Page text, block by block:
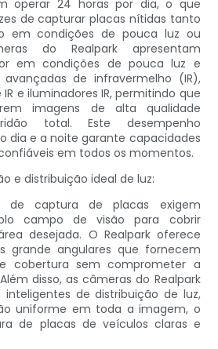
operar 24 horas por dia, o que
de capturar placas nítidas tanto
em condições de pouca luz ou
do Realpark apresentam
em condições de pouca luz e
de infravermelho (IR),
e iluminadores IR, permitindo que
imagens de alta qualidade
total. Este desempenho
dia e a noite garante capacidades
​​em todos os momentos.
e distribuição ideal de luz:
de captura de placas exigem
campo de visão para cobrir
desejada. O Realpark oferece
grande angulares que fornecem
cobertura sem comprometer a
disso, as câmeras do Realpark
inteligentes de distribuição de luz,
uniforme em toda a imagem, o
de placas de veículos claras e